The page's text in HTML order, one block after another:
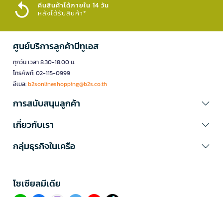
คืนสินค้าได้ภายใน 14 วัน
หลังได้รับสินค้า*
ศูนย์บริการลูกค้าบีทูเอส
ทุกวัน เวลา 8.30-18.00 น.
โทรศัพท์: 02-115-0999
อีเมล:b2sonlineshopping@b2s.co.th
การสนับสนุนลูกค้า
เกี่ยวกับเรา
กลุ่มธุรกิจในเครือ
โซเซียลมีเดีย​